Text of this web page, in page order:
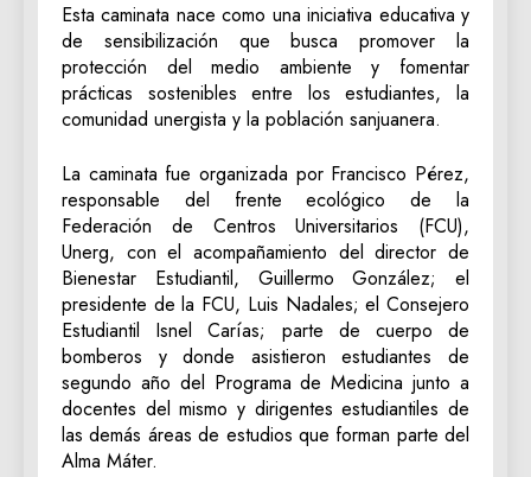
Esta caminata nace como una iniciativa educativa y
de sensibilización que busca promover la
protección del medio ambiente y fomentar
prácticas sostenibles entre los estudiantes, la
comunidad unergista y la población sanjuanera.
La caminata fue organizada por Francisco Pérez,
responsable del frente ecológico de la
Federación de Centros Universitarios (FCU),
Unerg, con el acompañamiento del director de
Bienestar Estudiantil, Guillermo González; el
presidente de la FCU, Luis Nadales; el Consejero
Estudiantil Isnel Carías; parte de cuerpo de
bomberos y donde asistieron estudiantes de
segundo año del Programa de Medicina junto a
docentes del mismo y dirigentes estudiantiles de
las demás áreas de estudios que forman parte del
Alma Máter.